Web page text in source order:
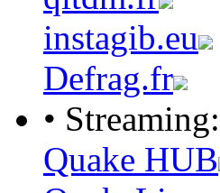
instagib.eu
Defrag.fr
• Streaming:
Quake HUB